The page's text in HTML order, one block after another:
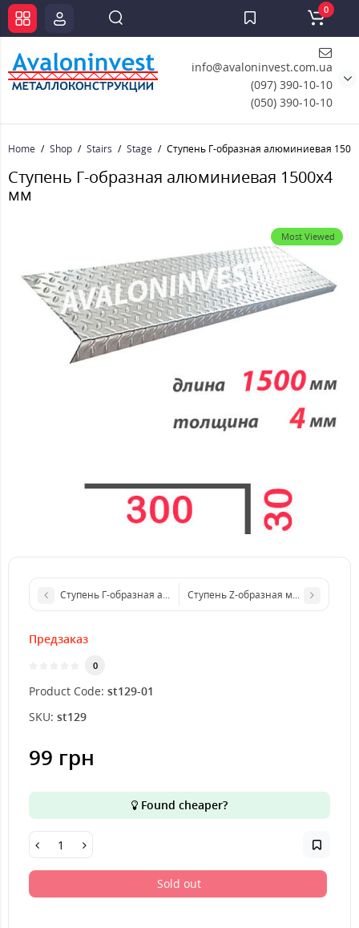
info@avaloninvest.com.ua
(097) 390-10-10
(050) 390-10-10
0
Home Shop Stairs Stage Ступень Г-образная алюминиевая
Ступень Г-образная алюминиевая 1500x4
мм
Most Viewed
Ступень Г-образная алюминиевая 1500x3 мм
Ступень Z-образная
Предзаказ
0
Product Code: st129-01
SKU: st129
99 грн
Found cheaper?
Sold out